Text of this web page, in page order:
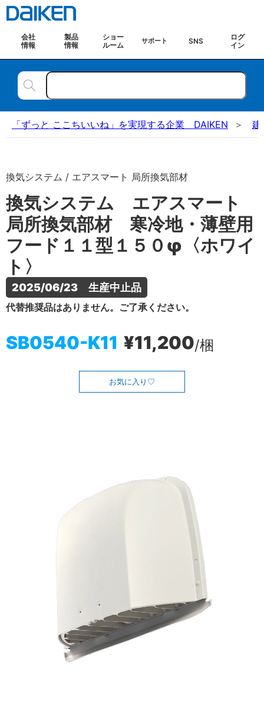
会社
情報
製品
情報
ショー
ルーム
サポート SNS
ログ
イン
「ずっと ここちいいね」を実現する企業 DAIKEN 建
換気システム / エアスマート 局所換気部材
換気システム エアスマート
局所換気部材 寒冷地・薄壁用
フード１１型１５０φ〈ホワイ
ト〉
2025/06/23　生産中止品
代替推奨品はありません。ご了承ください。
SB0540-K11 ¥11,200/梱
お気に入り